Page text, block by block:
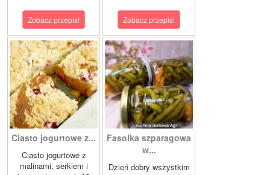
Zobacz przepis! Zobacz przepis!
Ciasto jogurtowe z...
Ciasto jogurtowe z
malinami, serkiem i
Fasolka szparagowa
w...
Dzień dobry wszystkim